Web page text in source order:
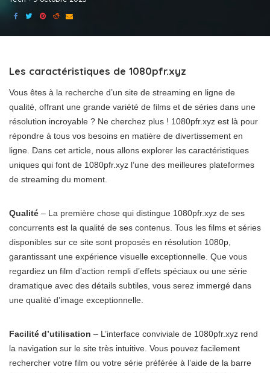
Les caractéristiques de 1080pfr.xyz
Vous êtes à la recherche d’un site de streaming en ligne de
qualité, offrant une grande variété de films et de séries dans une
résolution incroyable ? Ne cherchez plus ! 1080pfr.xyz est là pour
répondre à tous vos besoins en matière de divertissement en
ligne. Dans cet article, nous allons explorer les caractéristiques
uniques qui font de 1080pfr.xyz l’une des meilleures plateformes
de streaming du moment.
Qualité – La première chose qui distingue 1080pfr.xyz de ses
concurrents est la qualité de ses contenus. Tous les films et séries
disponibles sur ce site sont proposés en résolution 1080p,
garantissant une expérience visuelle exceptionnelle. Que vous
regardiez un film d’action rempli d’effets spéciaux ou une série
dramatique avec des détails subtiles, vous serez immergé dans
une qualité d’image exceptionnelle.
Facilité d’utilisation – L’interface conviviale de 1080pfr.xyz rend
la navigation sur le site très intuitive. Vous pouvez facilement
rechercher votre film ou votre série préférée à l’aide de la barre